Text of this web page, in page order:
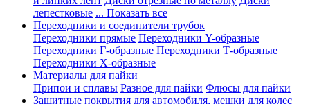
лепестковые ... Показать все
Переходники и соединители трубок
Переходники прямые Переходники Y-образные
Переходники Г-образные Переходники Т-образные
Переходники Х-образные
Материалы для пайки
Припои и сплавы Разное для пайки Флюсы для пайки
Защитные покрытия для автомобиля, мешки для колес